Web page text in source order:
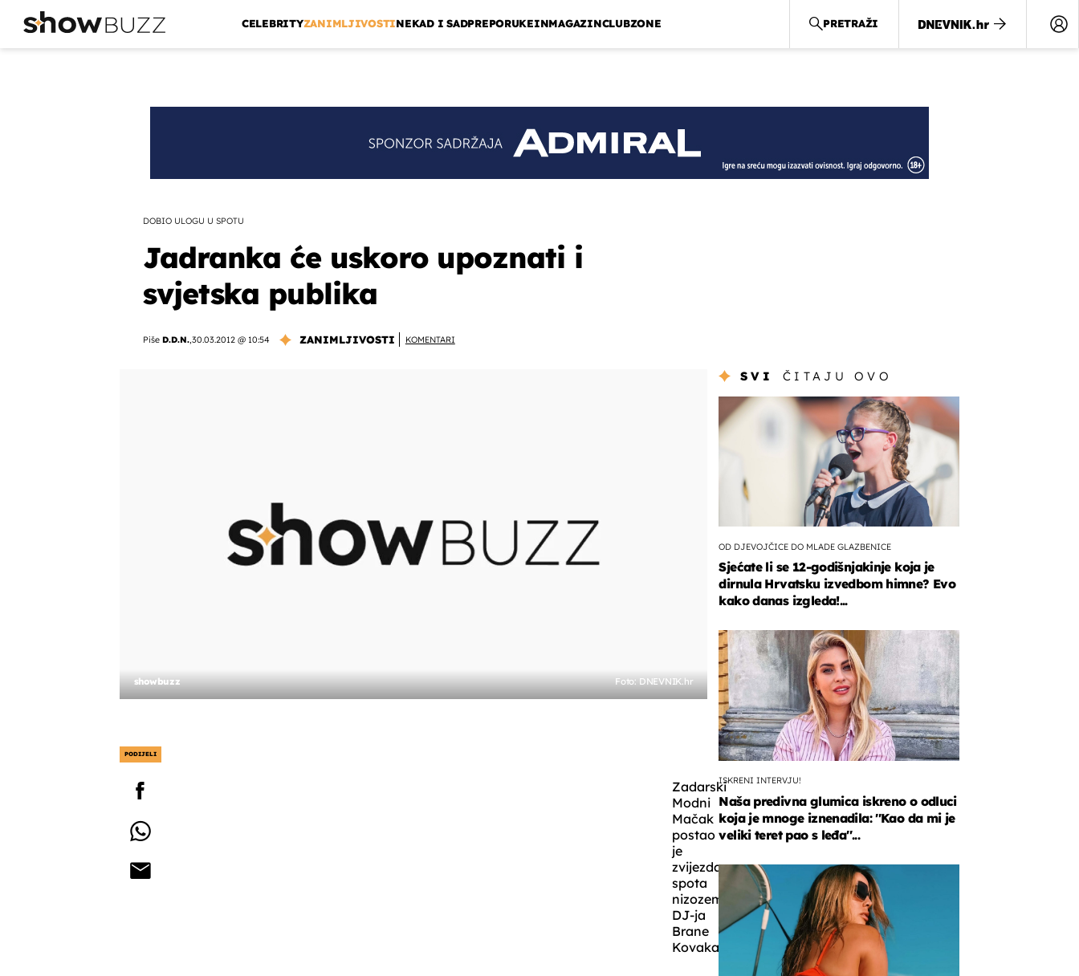
CELEBRITYZANIMLJIVOSTINEKAD I SADPREPORUKEINMAGAZINCLUBZONE PRETRAŽI
DOBIO ULOGU U SPOTU
Jadranka će uskoro upoznati i
svjetska publika
Piše D.D.N.,30.03.2012 @ 10:54 ZANIMLJIVOSTI KOMENTARI
showbuzz Foto: DNEVNIK.hr
PODIJELI
Zadarski
Modni
Mačak
postao
je
zvijezda
spota
nizozemskog
DJ-ja
Brane
Kovaka.
SVI ČITAJU OVO
OD DJEVOJČICE DO MLADE GLAZBENICE
Sjećate li se 12-godišnjakinje koja je
dirnula Hrvatsku izvedbom himne? Evo
kako danas izgleda!...
ISKRENI INTERVJU!
Naša predivna glumica iskreno o odluci
koja je mnoge iznenadila: ''Kao da mi je
veliki teret pao s leđa''...